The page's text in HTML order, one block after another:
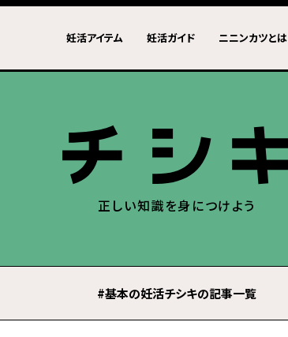
妊活アイテム 妊活ガイド ニニンカツとは
正しい知識を身につけよう
#基本の妊活チシキの記事一覧